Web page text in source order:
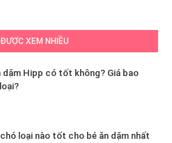
XEM NHIỀU
dặm Hipp có tốt không? Giá bao
loại nào tốt cho bé ăn dặm nhất